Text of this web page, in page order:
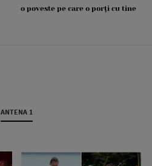
o poveste pe care o porți cu tine
ANTENA 1